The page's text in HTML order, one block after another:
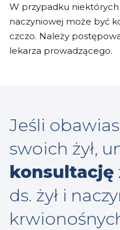
W przypadku
naczyniowej może być
czczo. Należy
lekarza prowadzącego.
Jeśli
swoich żył,
konsultację
ds. żył i